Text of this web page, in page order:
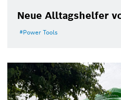
Neue Alltagshelfer
Power Tools